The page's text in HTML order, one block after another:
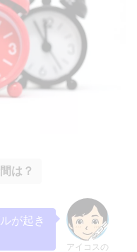
は？
アイコスの
が起き